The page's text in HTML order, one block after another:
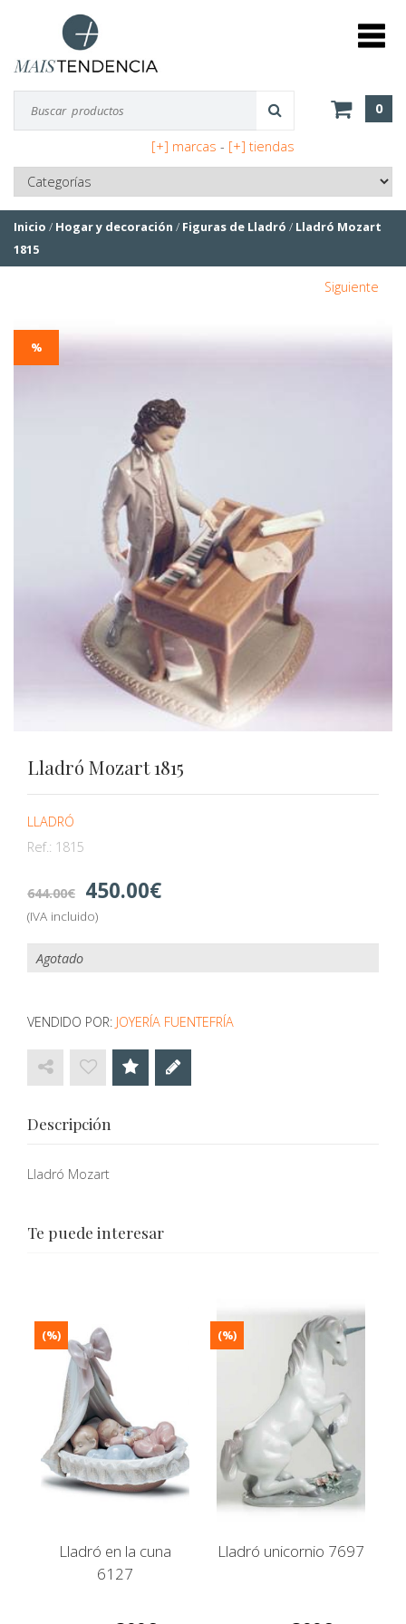
0
[+] marcas - [+] tiendas
Inicio / Hogar y decoración / Figuras de Lladró / Lladró Mozart
1815
Siguiente
Lladró Mozart 1815
LLADRÓ
Ref.: 1815
644.00 450.00
(IVA incluido)
%
Agotado
VENDIDO POR: JOYERÍA FUENTEFRÍA
Descripción
Lladró Mozart
Te puede interesar
Lladró en la cuna
6127
(%)
Lladró unicornio 7697
(%)